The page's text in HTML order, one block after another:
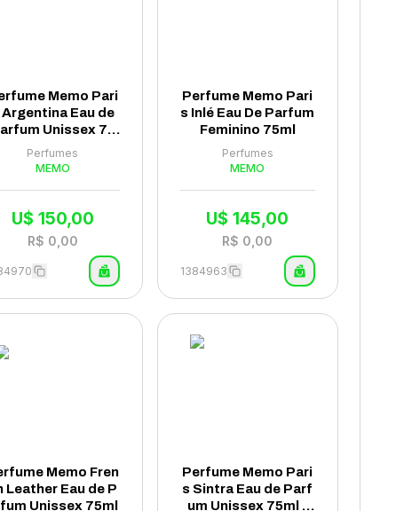
Memo Pari
Argentina Eau de
Unissex 75
ml
Perfumes
MEMO
U$ 150,00
R$ 0,00
Perfume Memo Pari
s Inlé Eau De Parfum
Feminino 75ml
Perfumes
MEMO
U$145,00
R$ 0,00
1384963
Memo Fren
Leather Eau de P
Unissex 75ml
Perfume Memo Pari
s Sintra Eau de Parf
um Unissex 75ml -